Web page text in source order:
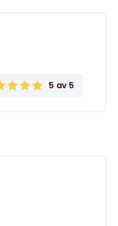
5 av 5